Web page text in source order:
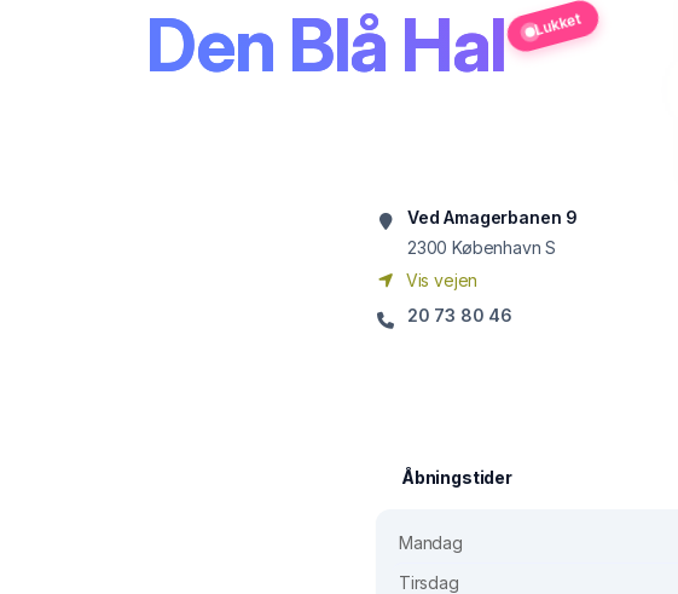
Den Blå Hal Lukket
Ved Amagerbanen 9
2300 København S
Vis vejen
20 73 80 46
Åbningstider
Mandag
Tirsdag